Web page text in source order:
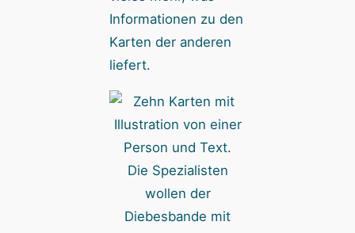
Informationen zu den
Karten der anderen
liefert.
Die Spezialisten
wollen der
Diebesbande mit